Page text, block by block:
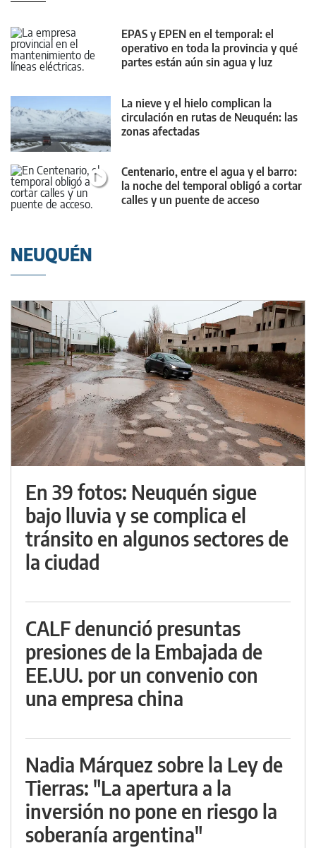
EPAS y EPEN en el temporal: el
operativo en toda la provincia y qué
partes están aún sin agua y luz
La nieve y el hielo complican la
circulación en rutas de Neuquén: las
zonas afectadas
Centenario, entre el agua y el barro:
la noche del temporal obligó a cortar
calles y un puente de acceso
NEUQUÉN
En 39 fotos: Neuquén sigue
bajo lluvia y se complica el
tránsito en algunos sectores de
la ciudad
CALF denunció presuntas
presiones de la Embajada de
EE.UU. por un convenio con
una empresa china
Nadia Márquez sobre la Ley de
Tierras: "La apertura a la
inversión no pone en riesgo la
soberanía argentina"